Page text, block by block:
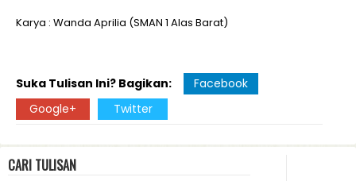
Karya : Wanda Aprilia (SMAN 1 Alas Barat)
Suka Tulisan Ini? Bagikan:
Facebook
Google+
Twitter
CARI TULISAN